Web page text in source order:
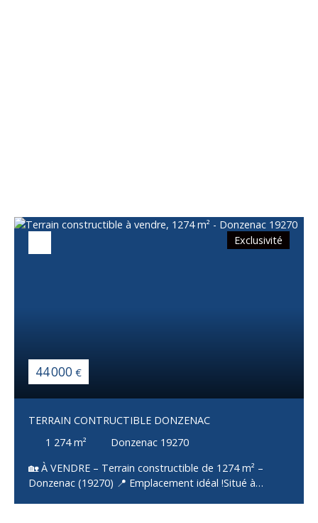
44 000 €
Exclusivité
TERRAIN CONTRUCTIBLE DONZENAC
1 274m²
Donzenac 19270
🏡 À VENDRE – Terrain constructible de 1274 m² –
Donzenac (19270) 📍 Emplacement idéal !Situé à